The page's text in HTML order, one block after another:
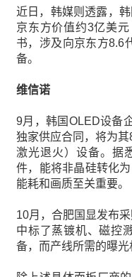
近日，韩媒则透露，
京东方价值约3亿美
书，涉及向京东方8.6
备。
维信诺
9月，韩国OLED设备
独家供应合同，将为
激光退火）设备。据
件，能将非晶硅转化
能耗和画质至关重要。
10月，合肥国显发布
中标了蒸镀机、磁控
备，而产线所需的曝光